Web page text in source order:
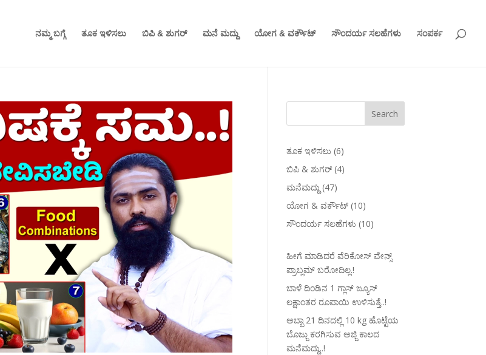
ನಮ್ಮ ಬಗ್ಗೆ ತೂಕ ಇಳಿಸಲು ಬಿಪಿ & ಶುಗರ್ ಮನೆ ಮದ್ದು ಯೋಗ & ವರ್ಕೌಟ್ ಸೌಂದರ್ಯ ಸಲಹೆಗಳು ಸಂಪರ್ಕ
ತೂಕ ಇಳಿಸಲು (6)
ಬಿಪಿ & ಶುಗರ್ (4)
ಮನೆಮದ್ದು (47)
ಯೋಗ & ವರ್ಕೌಟ್ (10)
ಸೌಂದರ್ಯ ಸಲಹೆಗಳು (10)
ಹೀಗೆ ಮಾಡಿದರೆ ವೆರಿಕೋಸ್‌ ವೇನ್ಸ್‌
ಪ್ರಾಬ್ಲಮ್‌ ಬರೋದಿಲ್ಲ.!
ಬಾಳೆ ದಿಂಡಿನ 1 ಗ್ಲಾಸ್ ಜ್ಯೂಸ್
ಲಕ್ಷಾಂತರ ರೂಪಾಯಿ ಉಳಿಸುತ್ತೆ..!
ಅಬ್ಬಾ 21 ದಿನದಲ್ಲಿ 10 kg ಹೊಟ್ಟೆಯ
ಬೊಜ್ಜು ಕರಗಿಸುವ ಅಜ್ಜಿ ಕಾಲದ
ಮನೆಮದ್ದು..!